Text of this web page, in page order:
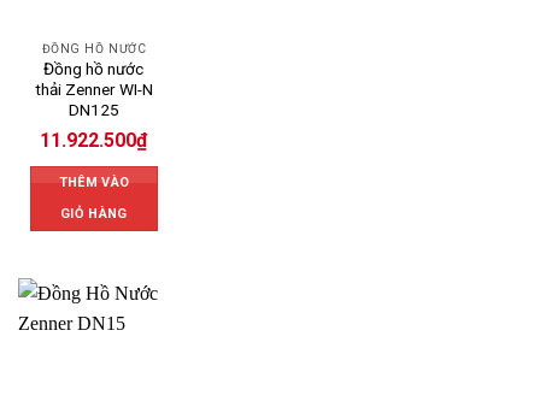
ĐỒNG HỒ NƯỚC
Đồng hồ nước
thải Zenner WI-N
DN125
11.922.500₫
THÊM VÀO
GIỎ HÀNG